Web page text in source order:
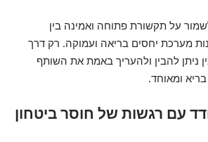
על תקשורת פתוחה ואמינה בין
מערכת יחסים בריאה ועמוקה. רק דרך
ניתן להבין ולהעריך באמת את השותף
בריא ומאוחד.
עם רגשות של חוסר ביטחון